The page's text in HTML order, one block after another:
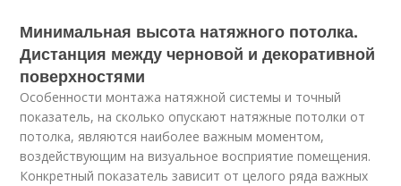
Минимальная высота натяжного потолка.
Дистанция между черновой и декоративной
поверхностями
Особенности монтажа натяжной системы и точный
показатель, на сколько опускают натяжные потолки от
потолка, являются наиболее важным моментом,
воздействующим на визуальное восприятие помещения.
Конкретный показатель зависит от целого ряда важных